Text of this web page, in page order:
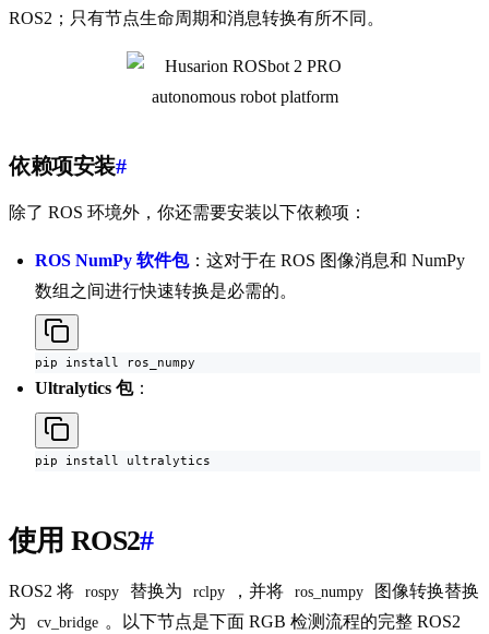
ROS2；只有节点生命周期和消息转换有所不同。
依赖项安装#
除了 ROS 环境外，你还需要安装以下依赖项：
ROS NumPy 软件包：这对于在 ROS 图像消息和 NumPy
数组之间进行快速转换是必需的。
pip install ros_numpy
Ultralytics 包：
pip install ultralytics
使用 ROS2#
ROS2 将 rospy 替换为 rclpy ，并将 ros_numpy
图像转换替换
为
cv_bridge 。以下节点是下面 RGB 检测流程的完整 ROS2